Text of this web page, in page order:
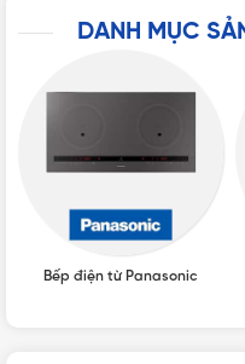
DANH MỤC
Bếp điện từ Panasonic